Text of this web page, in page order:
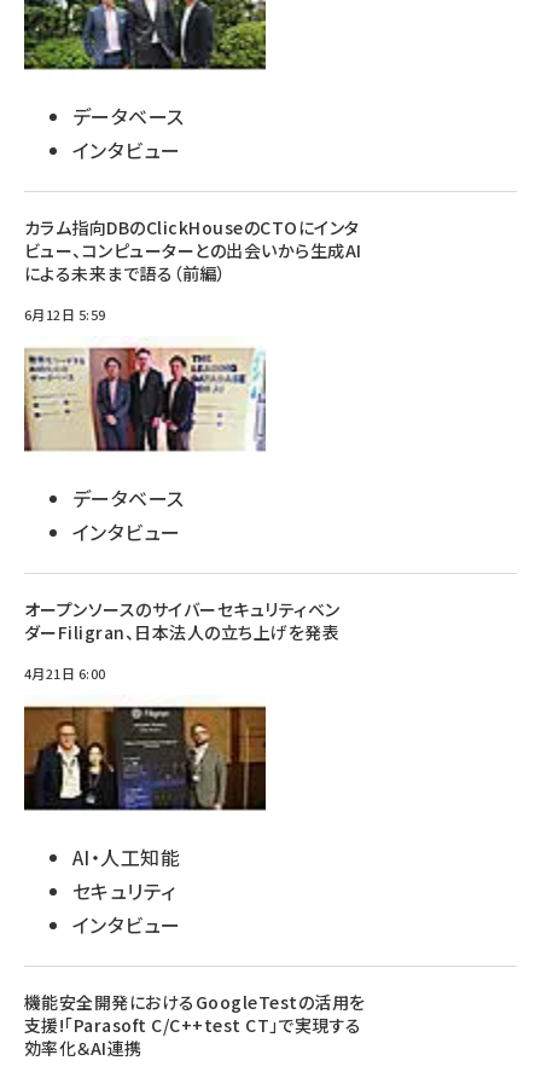
データベース
インタビュー
カラム指向DBのClickHouseのCTOにインタ
ビュー、コンピューターとの出会いから生成AI
による未来まで語る（前編）
6月12日 5:59
データベース
インタビュー
オープンソースのサイバーセキュリティベン
ダーFiligran、日本法人の立ち上げを発表
4月21日 6:00
AI・人工知能
セキュリティ
インタビュー
機能安全開発におけるGoogleTestの活用を
支援!「Parasoft C/C++test CT」で実現する
効率化＆AI連携